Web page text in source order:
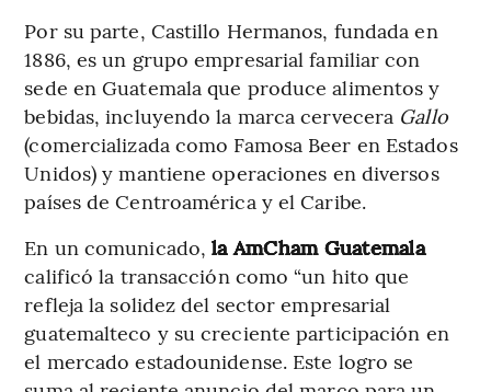
Por su parte, Castillo Hermanos, fundada en
1886, es un grupo empresarial familiar con
sede en Guatemala que produce alimentos y
bebidas, incluyendo la marca cervecera Gallo
(comercializada como Famosa Beer en Estados
Unidos) y mantiene operaciones en diversos
países de Centroamérica y el Caribe.
En un comunicado,la AmCham Guatemala
calificó la transacción como “un hito que
refleja la solidez del sector empresarial
guatemalteco y su creciente participación en
el mercado estadounidense. Este logro se